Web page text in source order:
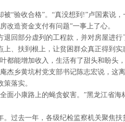
“验收合格”。“真没想到!”卢国素说
改造资金支付有问题”一事上了心。
回部分虚列的工程款，并对房屋进行
、扶到根上，让贫困群众真正得到实
都能增加收入，生活有了甜头和盼头
杰乡黄坑村党支部书记陈志宏说，这
落实。
面小康路上的蝇贪蚁害。”黑龙江省海
。过去一年，各级纪检监察机关聚焦扶